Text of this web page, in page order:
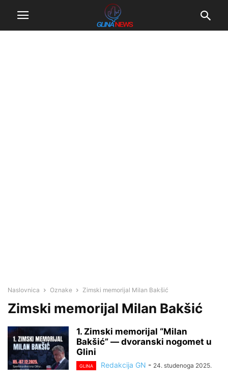
Naslovnica Oznake Zimski memorijal Milan Bakšić
Zimski memorijal Milan Bakšić
1. Zimski memorijal “Milan
Bakšić” — dvoranski nogomet u
Glini
GLINA Redakcija GN - 24. studenoga 2025.